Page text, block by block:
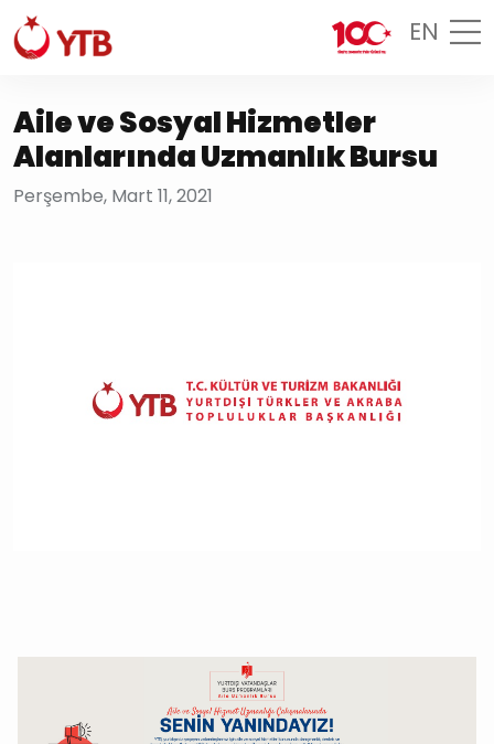
EN
Aile ve Sosyal Hizmetler
Alanlarında Uzmanlık Bursu
Perşembe, Mart 11, 2021